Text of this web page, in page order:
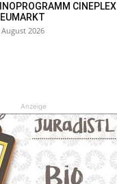
CINEPLEX
August 2026
Anzeige